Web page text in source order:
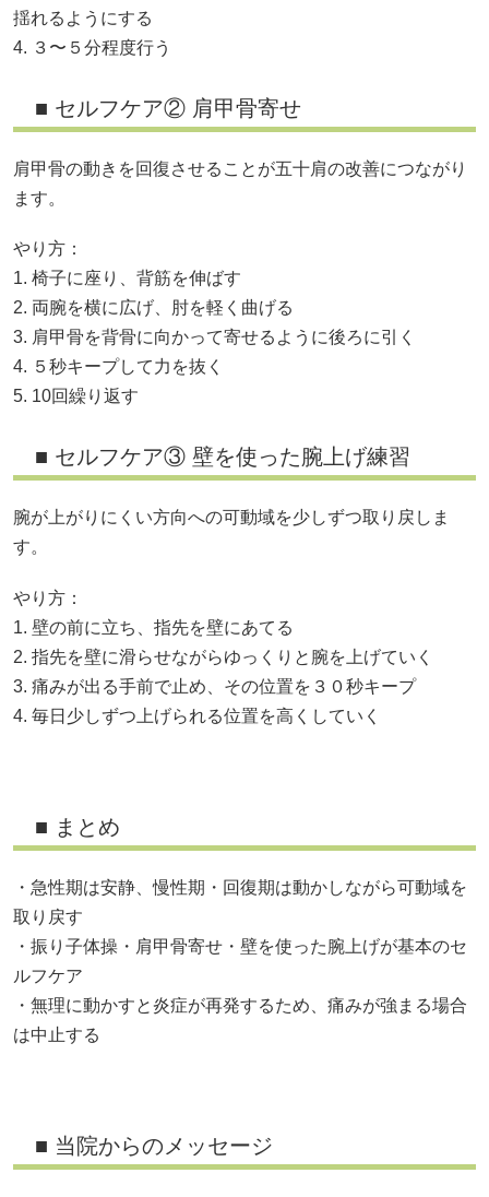
揺れるようにする
4. ３〜５分程度行う
■ セルフケア② 肩甲骨寄せ
肩甲骨の動きを回復させることが五十肩の改善につながり
ます。
やり方：
1. 椅子に座り、背筋を伸ばす
2. 両腕を横に広げ、肘を軽く曲げる
3. 肩甲骨を背骨に向かって寄せるように後ろに引く
4. ５秒キープして力を抜く
5. 10回繰り返す
■ セルフケア③ 壁を使った腕上げ練習
腕が上がりにくい方向への可動域を少しずつ取り戻しま
す。
やり方：
1. 壁の前に立ち、指先を壁にあてる
2. 指先を壁に滑らせながらゆっくりと腕を上げていく
3. 痛みが出る手前で止め、その位置を３０秒キープ
4. 毎日少しずつ上げられる位置を高くしていく
■ まとめ
・急性期は安静、慢性期・回復期は動かしながら可動域を
取り戻す
・振り子体操・肩甲骨寄せ・壁を使った腕上げが基本のセ
ルフケア
・無理に動かすと炎症が再発するため、痛みが強まる場合
は中止する
■ 当院からのメッセージ